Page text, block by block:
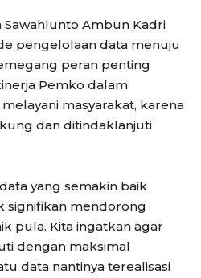
Sawahlunto Ambun Kadri
pengelolaan data menuju
peran penting
Pemko dalam
masyarakat, karena
dan ditindaklanjuti
yang semakin baik
signifikan mendorong
pula. Kita ingatkan agar
dengan maksimal
data nantinya terealisasi